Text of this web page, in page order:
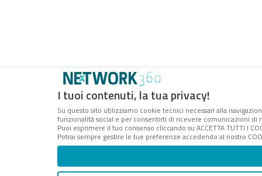
I tuoi contenuti, la tua privacy!
Su questo sito utilizziamo cookie tecnici necessari alla
funzionalità social e per consentirti di ricevere comunicazioni
Puoi esprimere il tuo consenso cliccando su ACCETTA TUTTI I
Potrai sempre gestire le tue preferenze accedendo al nostro